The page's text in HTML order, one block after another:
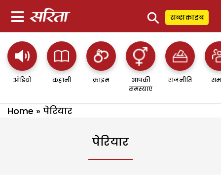
⚲ सब्सक्राइब
ऑडियो कहानी क्राइम
आपकी
समस्याएं
राजनीति
Home » पेरियार
पेरियार